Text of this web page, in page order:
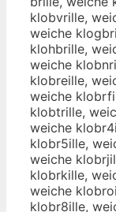
klobvrille,
weiche
klohbrille,
weiche
klobreille,
weiche
klobtrille,
weiche
klobr5ille,
weiche
klobrkille,
weiche
klobr8ille,